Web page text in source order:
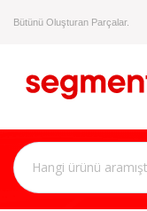
Bütünü Oluşturan Parçalar.